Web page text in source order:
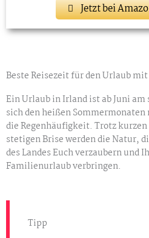
Jetzt bei
Beste Reisezeit für den Urlaub
Ein Urlaub in Irland ist ab Juni
sich den heißen
die Regenhäufigkeit. Trotz
stetigen Brise werden die Natur,
des Landes Euch verzaubern und
Familienurlaub verbringen.
Tipp